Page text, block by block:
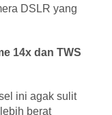
DSLR yang
14x dan TWS
ini agak sulit
berat